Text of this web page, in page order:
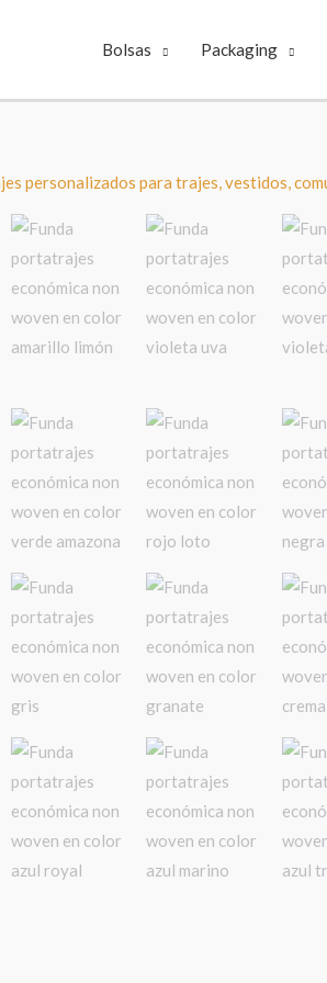
Bolsas Packaging